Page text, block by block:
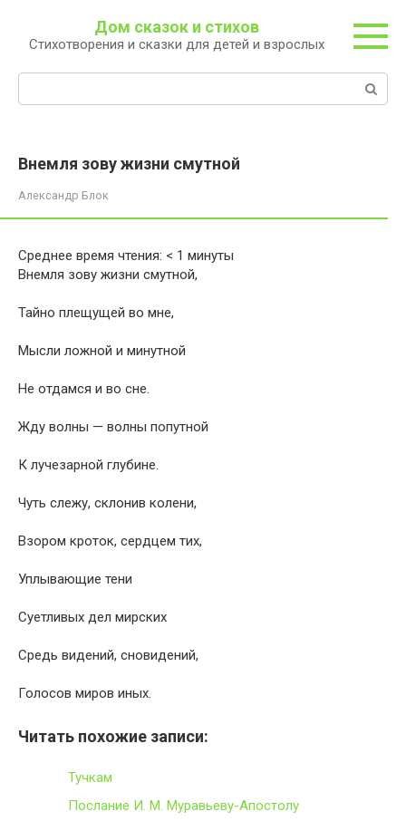
контенту
Дом сказок и стихов
Стихотворения и сказки для детей и взрослых
Внемля зову жизни смутной
Александр Блок
Среднее время чтения: < 1 минуты
Внемля зову жизни смутной,
Тайно плещущей во мне,
Мысли ложной и минутной
Не отдамся и во сне.
Жду волны — волны попутной
К лучезарной глубине.
Чуть слежу, склонив колени,
Взором кроток, сердцем тих,
Уплывающие тени
Суетливых дел мирских
Средь видений, сновидений,
Голосов миров иных.
Читать похожие записи:
Тучкам
Послание И. М. Муравьеву-Апостолу